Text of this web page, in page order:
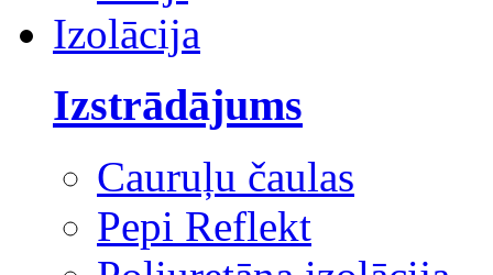
Izolācija
Izstrādājums
Cauruļu čaulas
Pepi Reflekt